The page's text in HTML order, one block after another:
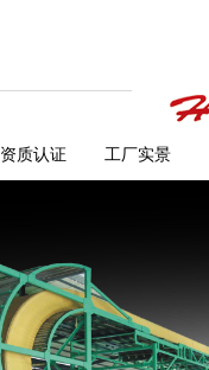
资质认证 工厂实景